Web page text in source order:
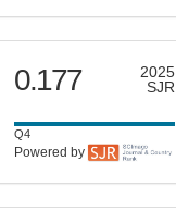
scimago
0.177
2025
SJR
Q4
Powered by